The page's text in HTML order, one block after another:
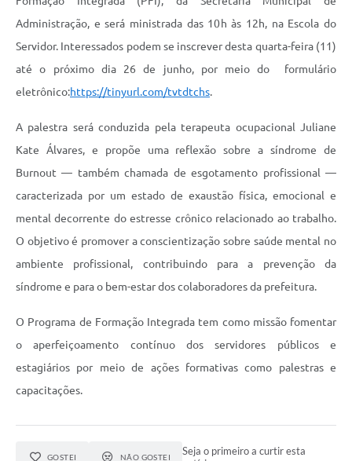
Administração, e será ministrada das 10h às 12h, na Escola do
Servidor. Interessados podem se inscrever desta quarta-feira (11)
até o próximo dia 26 de junho, por meio do formulário
eletrônico:https://tinyurl.com/tvtdtchs.
A palestra será conduzida pela terapeuta ocupacional Juliane
Kate Álvares, e propõe uma reflexão sobre a síndrome de
Burnout — também chamada de esgotamento profissional —
caracterizada por um estado de exaustão física, emocional e
mental decorrente do estresse crônico relacionado ao trabalho.
O objetivo é promover a conscientização sobre saúde mental no
ambiente profissional, contribuindo para a prevenção da
síndrome e para o bem-estar dos colaboradores da prefeitura.
O Programa de Formação Integrada tem como missão fomentar
o aperfeiçoamento contínuo dos servidores públicos e
estagiários por meio de ações formativas como palestras e
capacitações.
GOSTEI NÃO GOSTEI
Seja o primeiro a curtir esta